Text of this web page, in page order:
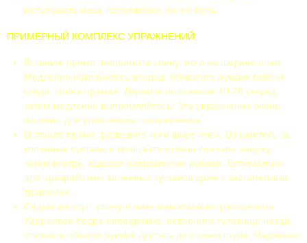
испытывать лишь напряжение, но не боль.
ПРИМЕРНЫЙ КОМПЛЕКС УПРАЖНЕНИЙ:
Встаньте прямо, выпрямите спину, ноги на ширине плеч.
Медленно наклонитесь вперед, обхватите руками голени
сзади, спина прямая. Держите положение 10-20 секунд,
затем медленно выпрямляйтесь. Это упражнение очень
полезно для укрепления позвоночника.
Встаньте прямо, разведите ноги шире плеч. Возьмитесь за
коленные суставы и вращайте колени сначала наружу,
затем внутрь, задавая направление руками. Оптимально
для «разработки» коленных суставов даже с застарелыми
травмами.
Сядьте на стул, спину и шею максимально распрямите.
Удерживая бедра неподвижно, поверните туловище назад,
стараясь обеими руками достать до спинки стула. Медленно